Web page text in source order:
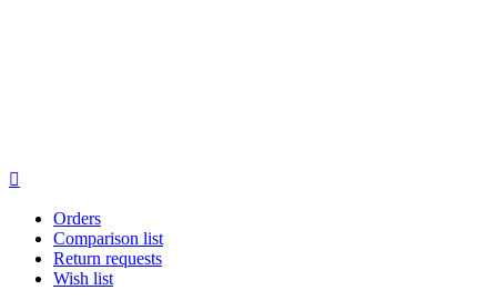

Orders
Comparison list
Return requests
Wish list